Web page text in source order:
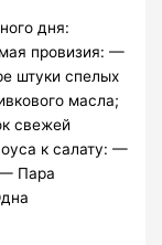
дня:
провизия: —
штуки спелых
масла;
свежей
к салату: —
— Пара